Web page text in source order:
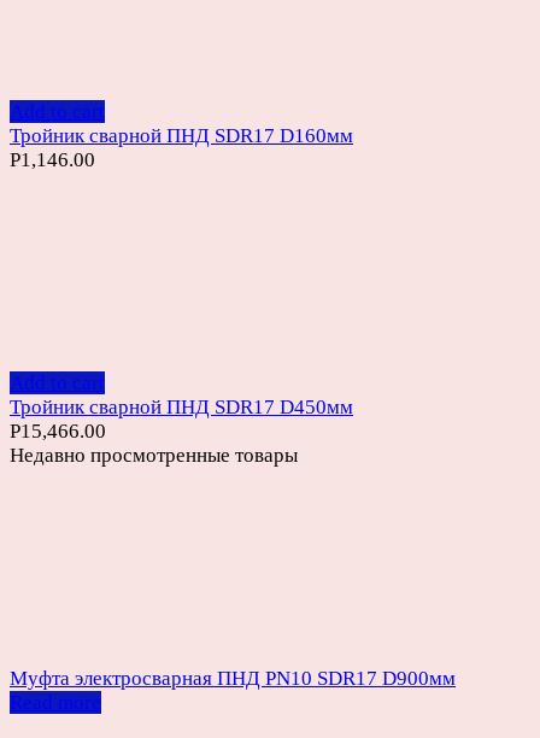
Add to cart
Тройник сварной ПНД SDR17 D160мм
Р1,146.00
Add to cart
Тройник сварной ПНД SDR17 D450мм
Р15,466.00
Недавно просмотренные товары
Муфта электросварная ПНД PN10 SDR17 D900мм
Read more